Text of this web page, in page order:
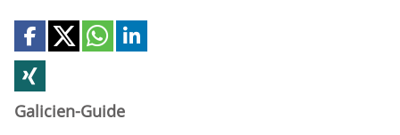
Galicien-Guide